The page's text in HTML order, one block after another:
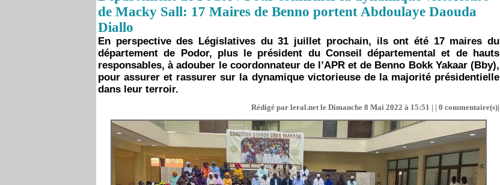
de Macky Sall: 17 Maires de Benno portent Abdoulaye Daouda
Diallo
En perspective des Législatives du 31 juillet prochain, ils ont été 17 maires du
département de Podor, plus le président du Conseil départemental et de hauts
responsables, à adouber le coordonnateur de l’APR et de Benno Bokk Yakaar (Bby),
pour assurer et rassurer sur la dynamique victorieuse de la majorité présidentielle
dans leur terroir.
Rédigé par leral.net le Dimanche 8 Mai 2022 à 15:51 | | 0 commentaire(s)|